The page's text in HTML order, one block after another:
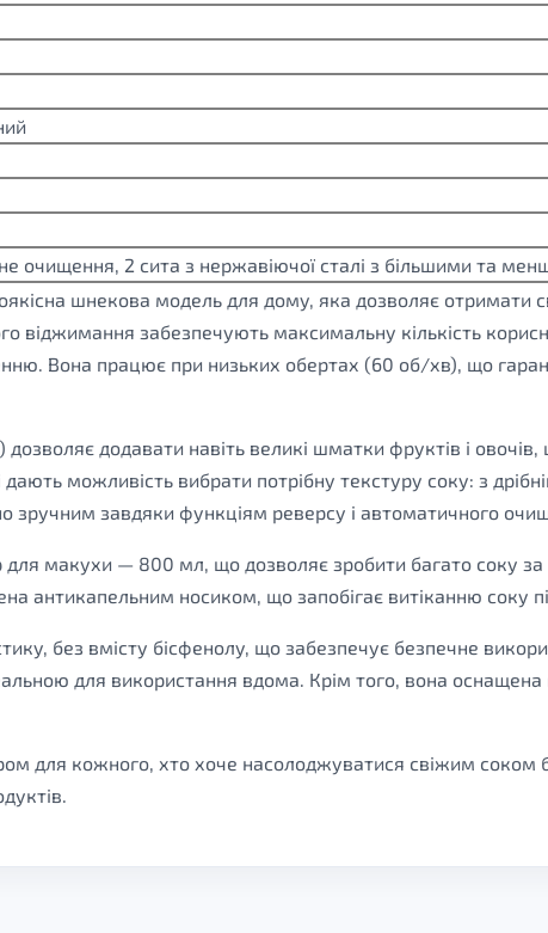
очищення, 2 сита з нержавіючої сталі з більшими та
шнекова модель для дому, яка дозволяє отримати
віджимання забезпечують максимальну кількість
Вона працює при низьких обертах (60 об/хв), що
додавати навіть великі шматки фруктів і
дають можливість вибрати потрібну текстуру соку: з
завдяки функціям реверсу і автоматичного
для макухи — 800 мл, що дозволяє зробити багато соку за
антикапельним носиком, що запобігає витіканню соку
без вмісту бісфенолу, що забезпечує безпечне
для використання вдома. Крім того, вона
для кожного, хто хоче насолоджуватися свіжим соком